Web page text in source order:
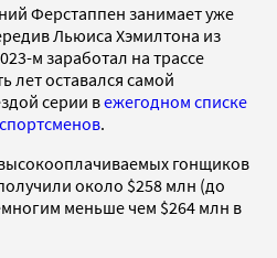
Ферстаппен занимает уже
Льюиса Хэмилтона из
м заработал на трассе
лет оставался самой
серии вежегодном списке
.
гонщиков
около $258 млн (до
меньше чем $264 млн в